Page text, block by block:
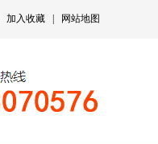
加入收藏 网站地图